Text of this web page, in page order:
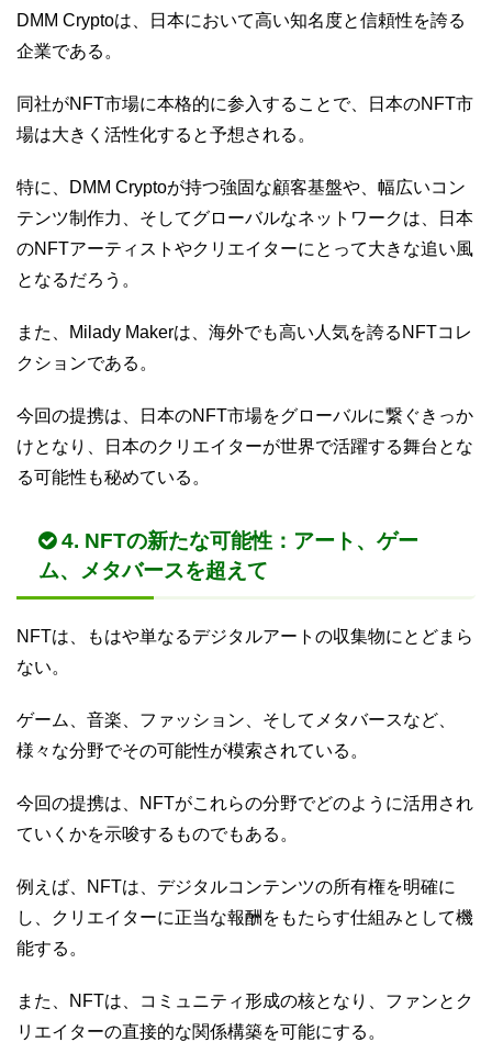
DMM Cryptoは、日本において高い知名度と信頼性を誇る
企業である。
同社がNFT市場に本格的に参入することで、日本のNFT市
場は大きく活性化すると予想される。
特に、DMM Cryptoが持つ強固な顧客基盤や、幅広いコン
テンツ制作力、そしてグローバルなネットワークは、日本
のNFTアーティストやクリエイターにとって大きな追い風
となるだろう。
また、Milady Makerは、海外でも高い人気を誇るNFTコレ
クションである。
今回の提携は、日本のNFT市場をグローバルに繋ぐきっか
けとなり、日本のクリエイターが世界で活躍する舞台とな
る可能性も秘めている。
4. NFTの新たな可能性：アート、ゲー
ム、メタバースを超えて
NFTは、もはや単なるデジタルアートの収集物にとどまら
ない。
ゲーム、音楽、ファッション、そしてメタバースなど、
様々な分野でその可能性が模索されている。
今回の提携は、NFTがこれらの分野でどのように活用され
ていくかを示唆するものでもある。
例えば、NFTは、デジタルコンテンツの所有権を明確に
し、クリエイターに正当な報酬をもたらす仕組みとして機
能する。
また、NFTは、コミュニティ形成の核となり、ファンとク
リエイターの直接的な関係構築を可能にする。